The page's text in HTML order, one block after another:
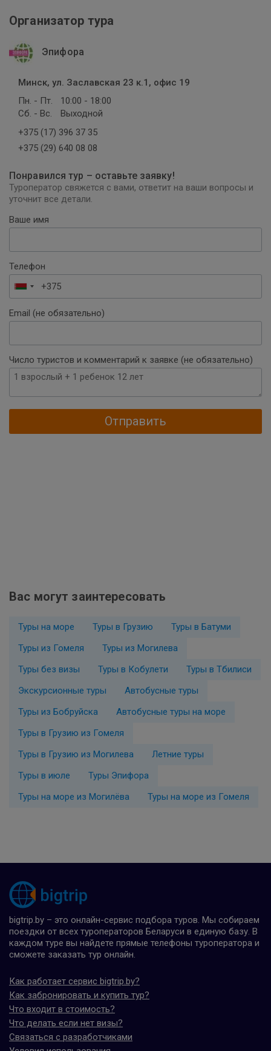
Организатор тура
Эпифора
Минск, ул. Заславская 23 к.1, офис 19
Пн. - Пт.
10:00 - 18:00
Сб. - Вс.
Выходной
+375 (17) 396 37 35
+375 (29) 640 08 08
Понравился тур – оставьте заявку!
Туроператор свяжется с вами, ответит на ваши вопросы и
уточнит все детали.
Ваше имя
Телефон
Беларусь
+375
Email (не обязательно)
Число туристов и комментарий к заявке (не обязательно)
Отправить
Вас могут заинтересовать
Туры на море Туры в Грузию
Туры в Батуми
Туры из Гомеля
Туры из Могилева
Туры без визы
Туры в Кобулети
Туры в Тбилиси
Экскурсионные туры
Автобусные туры
Туры из Бобруйска
Автобусные туры на море
Туры в Грузию из Гомеля
Туры в Грузию из Могилева
Летние туры
Туры в июле
Туры Эпифора
Туры на море из Могилёва
Туры на море из Гомеля
bigtrip.by – это онлайн-сервис подбора туров. Мы собираем
поездки от всех туроператоров Беларуси в единую базу. В
каждом туре вы найдете прямые телефоны туроператора и
сможете заказать тур онлайн.
Как работает сервис bigtrip.by?
Как забронировать и купить тур?
Что входит в стоимость?
Что делать если нет визы?
Связаться с разработчиками